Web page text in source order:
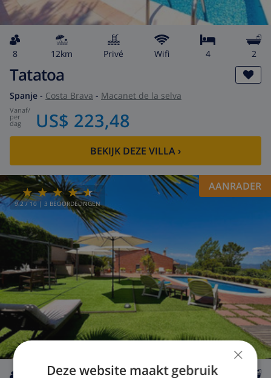
8 12km privé wifi 4 2
Tatatoa
Spanje - Costa Brava - Macanet de la selva
vanaf/
per
dag US$ 223,48
BEKIJK DEZE VILLA ›
9.2/ 10 | 3 BEOORDELINGEN
AANRADER
×
Deze website maakt gebruik